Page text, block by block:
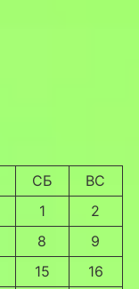
СБ
ВС
1
2
8
9
15
16